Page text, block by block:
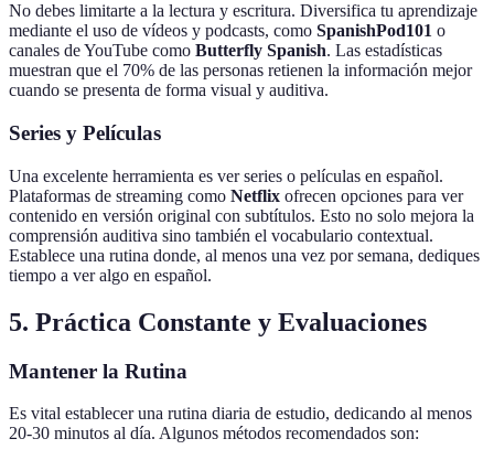
No debes limitarte a la lectura y escritura. Diversifica tu aprendizaje
mediante el uso de vídeos y podcasts, como SpanishPod101 o
canales de YouTube como Butterfly Spanish. Las estadísticas
muestran que el 70% de las personas retienen la información mejor
cuando se presenta de forma visual y auditiva.
Series y Películas
Una excelente herramienta es ver series o películas en español.
Plataformas de streaming como Netflix ofrecen opciones para ver
contenido en versión original con subtítulos. Esto no solo mejora la
comprensión auditiva sino también el vocabulario contextual.
Establece una rutina donde, al menos una vez por semana, dediques
tiempo a ver algo en español.
5. Práctica Constante y Evaluaciones
Mantener la Rutina
Es vital establecer una rutina diaria de estudio, dedicando al menos
20-30 minutos al día. Algunos métodos recomendados son: